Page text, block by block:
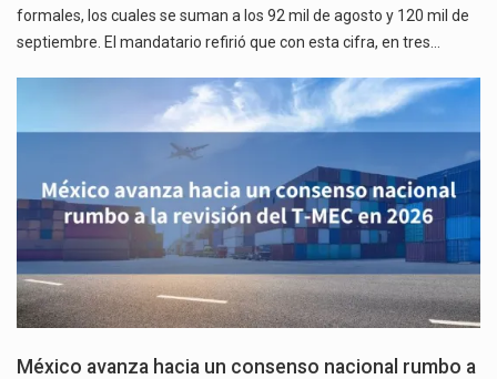
formales, los cuales se suman a los 92 mil de agosto y 120 mil de
septiembre. El mandatario refirió que con esta cifra, en tres…
México avanza hacia un consenso nacional rumbo a